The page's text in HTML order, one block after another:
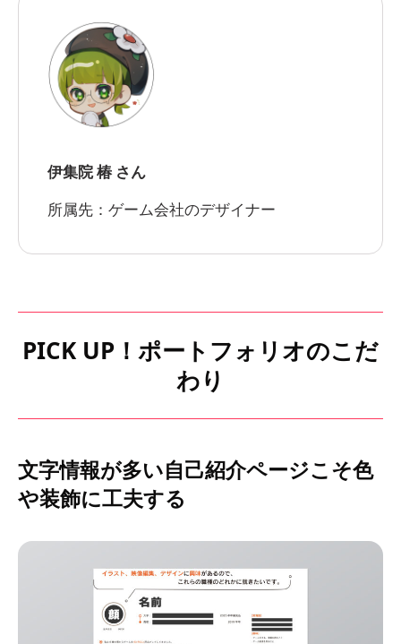
伊集院 椿 さん
所属先：ゲーム会社のデザイナー
PICK UP！ポートフォリオのこだ
わり
文字情報が多い自己紹介ページこそ色
や装飾に工夫する